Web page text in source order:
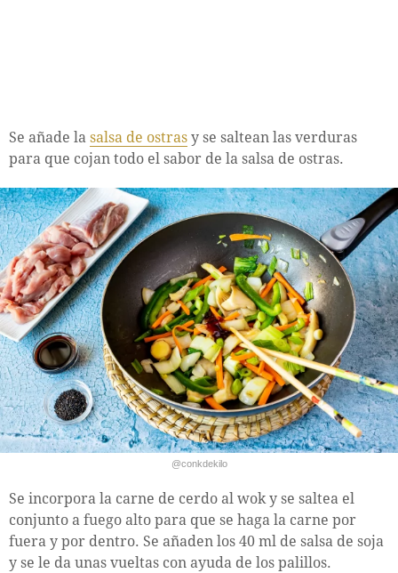
Se añade la salsa de ostras y se saltean las verduras
para que cojan todo el sabor de la salsa de ostras.
@conkdekilo
Se incorpora la carne de cerdo al wok y se saltea el
conjunto a fuego alto para que se haga la carne por
fuera y por dentro. Se añaden los 40 ml de salsa de soja
y se le da unas vueltas con ayuda de los palillos.